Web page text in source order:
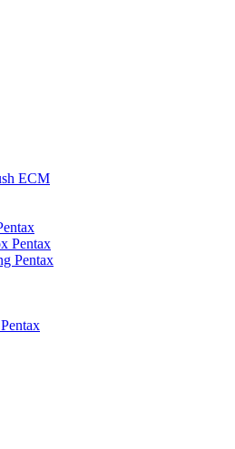
ECM
Pentax
Pentax